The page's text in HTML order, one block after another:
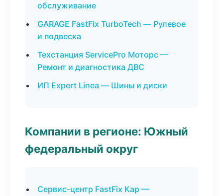
обслуживание
GARAGE FastFix TurboTech — Рулевое
и подвеска
Техстанция ServicePro Моторс —
Ремонт и диагностика ДВС
ИП Expert Linea — Шины и диски
Компании в регионе: Южный
федеральный округ
Сервис-центр FastFix Кар —